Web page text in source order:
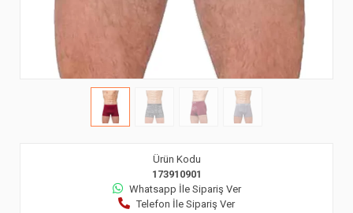
Ürün Kodu
173910901
Whatsapp İle Sipariş Ver
Telefon İle Sipariş Ver